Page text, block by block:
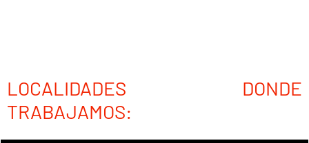
LOCALIDADES DONDE
TRABAJAMOS: